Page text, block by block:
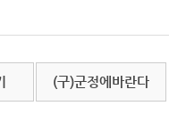
(구)군정에바란다